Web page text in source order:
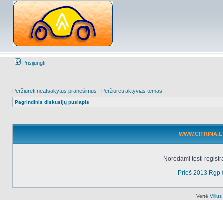
Prisijungti
Peržiūrėti neatsakytus pranešimus | Peržiūrėti aktyvias temas
Pagrindinis diskusijų puslapis
Norėdami tęsti
Prieš 2013 Rgp
Vertė Vilius